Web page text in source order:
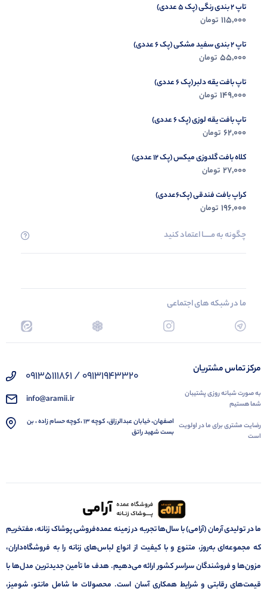
تاپ 2 بندی رنگی (پک 5 عددی)
115,000 تومان
تاپ 2 بندی سفید مشکی (پک 6 عددی)
55,000 تومان
تاپ بافت یقه دلبر (پک 6 عددی)
149,000 تومان
تاپ بافت یقه لوزی (پک 6 عددی)
62,000 تومان
کلاه بافت گلدوزی میکس (پک 12 عددی)
27,000 تومان
کراپ بافت فندقی (پک6عددی)
196,000 تومان
شومیز کوتاه فرنوش (پک 6 عددی)
395,000 تومان
چگونه به مــــــا اعتماد کنید
ما در شبکه های اجتماعی
مرکز تماس مشتریان
به صورت شبانه روزی پشتیبان
شما هستیم
رضایت مشتری برای ما در اولویت
است
09131943320 / 09135111861
info@aramii.ir
اصفهان، خیابان عبدالرزاق، کوچه 13 ،کوچه حسام زاده ، بن
بست شهید راتق
ما در تولیدی آرمان (آرامی) با سال‌ها تجربه در زمینه عمده‌فروشی پوشاک زنانه، مفتخریم
که مجموعه‌ای به‌روز، متنوع و با کیفیت از انواع لباس‌های زنانه را به فروشگاه‌داران،
مزون‌ها و فروشندگان سراسر کشور ارائه می‌دهیم. هدف ما تأمین جدیدترین مدل‌ها با
قیمت‌های رقابتی و شرایط همکاری آسان است. محصولات ما شامل مانتو، شومیز،